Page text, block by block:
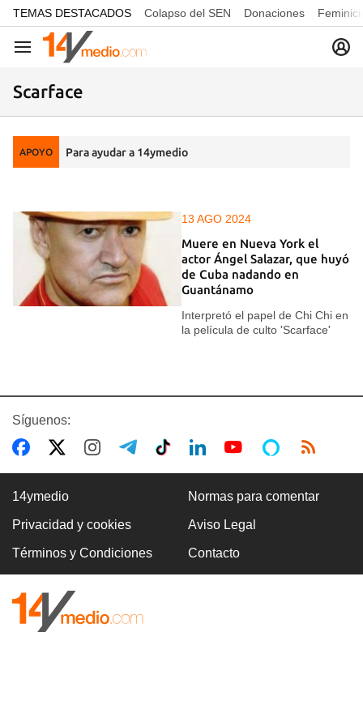
common.go-to-content
TEMAS DESTACADOS Colapso del SEN Donaciones
Navegación
Scarface
APOYO Para ayudar a 14ymedio
13 AGO 2024
Muere en Nueva York el
actor Ángel Salazar, que huyó
de Cuba nadando en
Guantánamo
Interpretó el papel de Chi Chi en
la película de culto 'Scarface'
Síguenos:
14ymedio Normas para comentar
Privacidad y cookies Aviso Legal
Términos y Condiciones Contacto